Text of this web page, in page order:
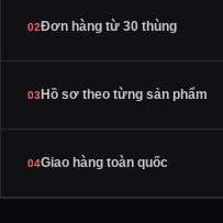
02Đơn hàng từ 30 thùng
03Hồ sơ theo từng sản phẩm
04Giao hàng toàn quốc